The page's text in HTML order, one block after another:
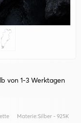
von 1-3 Werktagen
Materie:Silber - 925K